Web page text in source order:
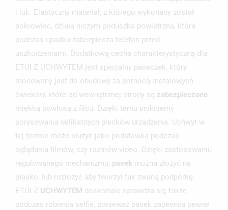
i luk. Elastyczny materiał, z którego wykonany został
pokrowiec, działa niczym poduszka powietrzna, która
podczas upadku zabezpiecza telefon przed
uszkodzeniami. Dodatkową cechą charakterystyczną dla
ETUI Z UCHWYTEM jest specjalny paseczek, który
mocowany jest do obudowy za pomocą metalowych
ćwieków, które od wewnętrznej strony są zabezpieczone
miękką powłoką z filcu. Dzięki temu unikniemy
porysowania delikatnych plecków urządzenia. Uchwyt w
tej formie może służyć jako podstawka podczas
oglądania filmów, czy rozmów video. Dzięki zastosowaniu
regulowanego mechanizmu, pasek można złożyć na
płasko, lub rozłożyć aby tworzył tak zwaną podpórkę.
ETUI Z UCHWYTEM doskonale sprawdza się także
podczas robienia selfie, ponieważ pasek zapewnia pewne
MOJE LISTY ŻYCZEŃ
add_circle_outline UTWÓRZ NOWĄ LISTĘ
UTWÓRZ LISTĘ ŻYCZEŃ
NAZWA LISTY ŻYCZEŃ
ANULUJ UTWÓRZ LISTĘ ŻYCZEŃ
ZALOGUJ SIĘ
MUSISZ BYĆ ZALOGOWANY BY ZAPISAĆ PRODUKTY NA
SWOJEJ LIŚCIE ŻYCZEŃ.
ANULUJ ZALOGUJ SIĘ